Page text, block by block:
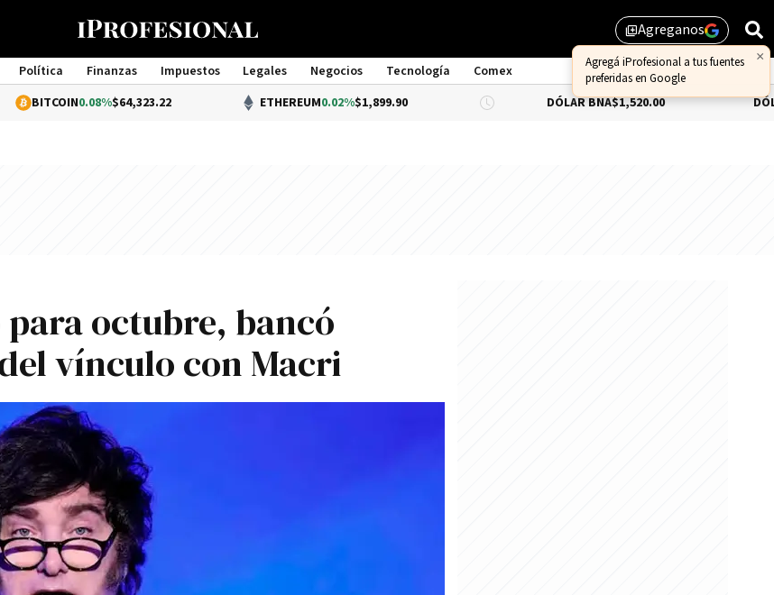
library_addAgreganos
×
Agregá iProfesional a tus fuentes
preferidas en Google
Política Finanzas Impuestos Legales Negocios Tecnología
Comex
Management
0.08%$64,323.22 ETHEREUM0.02%$1,899.90 DÓLAR BNA$1,520.00 DÓLAR BLUE-
octubre, bancó
vínculo con Macri